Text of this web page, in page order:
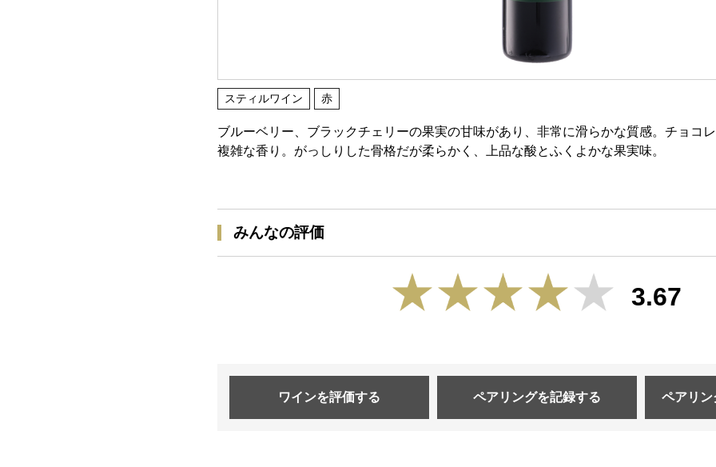
スティルワイン 赤
ブルーベリー、ブラックチェリーの果実の甘味があり、非常に滑らかな質感。チョコ
複雑な香り。がっしりした骨格だが柔らかく、上品な酸とふくよかな果実味。
みんなの評価
3.67
ワインを評価する ペアリングを記録する ペアリン